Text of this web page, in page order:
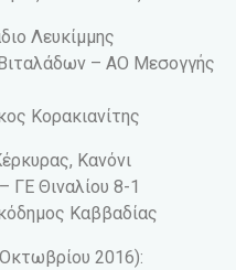
Λευκίμμης
– ΑΟ Μεσογγής
Κορακιανίτης
Κανόνι
ΓΕ Θιναλίου 8-1
Καββαδίας
2016):